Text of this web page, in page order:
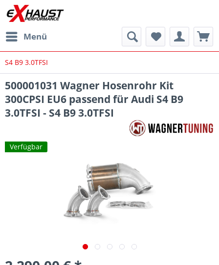
Menü
S4 B9 3.0TFSI
500001031 Wagner Hosenrohr Kit
300CPSI EU6 passend für Audi S4 B9
3.0TFSI - S4 B9 3.0TFSI
Verfügbar